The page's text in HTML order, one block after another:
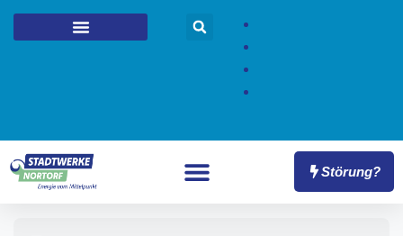
Störung?